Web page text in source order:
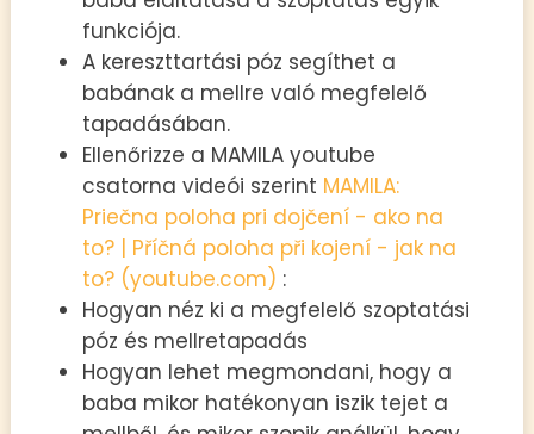
funkciója.
A kereszttartási póz segíthet a
babának a mellre való megfelelő
tapadásában.
Ellenőrizze a MAMILA youtube
csatorna videói szerint MAMILA:
Priečna poloha pri dojčení - ako na
to? | Příčná poloha při kojení - jak na
to? (youtube.com) :
Hogyan néz ki a megfelelő szoptatási
póz és mellretapadás
Hogyan lehet megmondani, hogy a
baba mikor hatékonyan iszik tejet a